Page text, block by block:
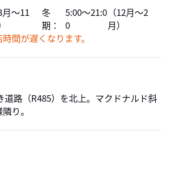
～11
冬
期：
5:00～21:0
0
（12月～2
月）
間が遅くなります。
道路（R485）を北上。マクドナルド斜
り。